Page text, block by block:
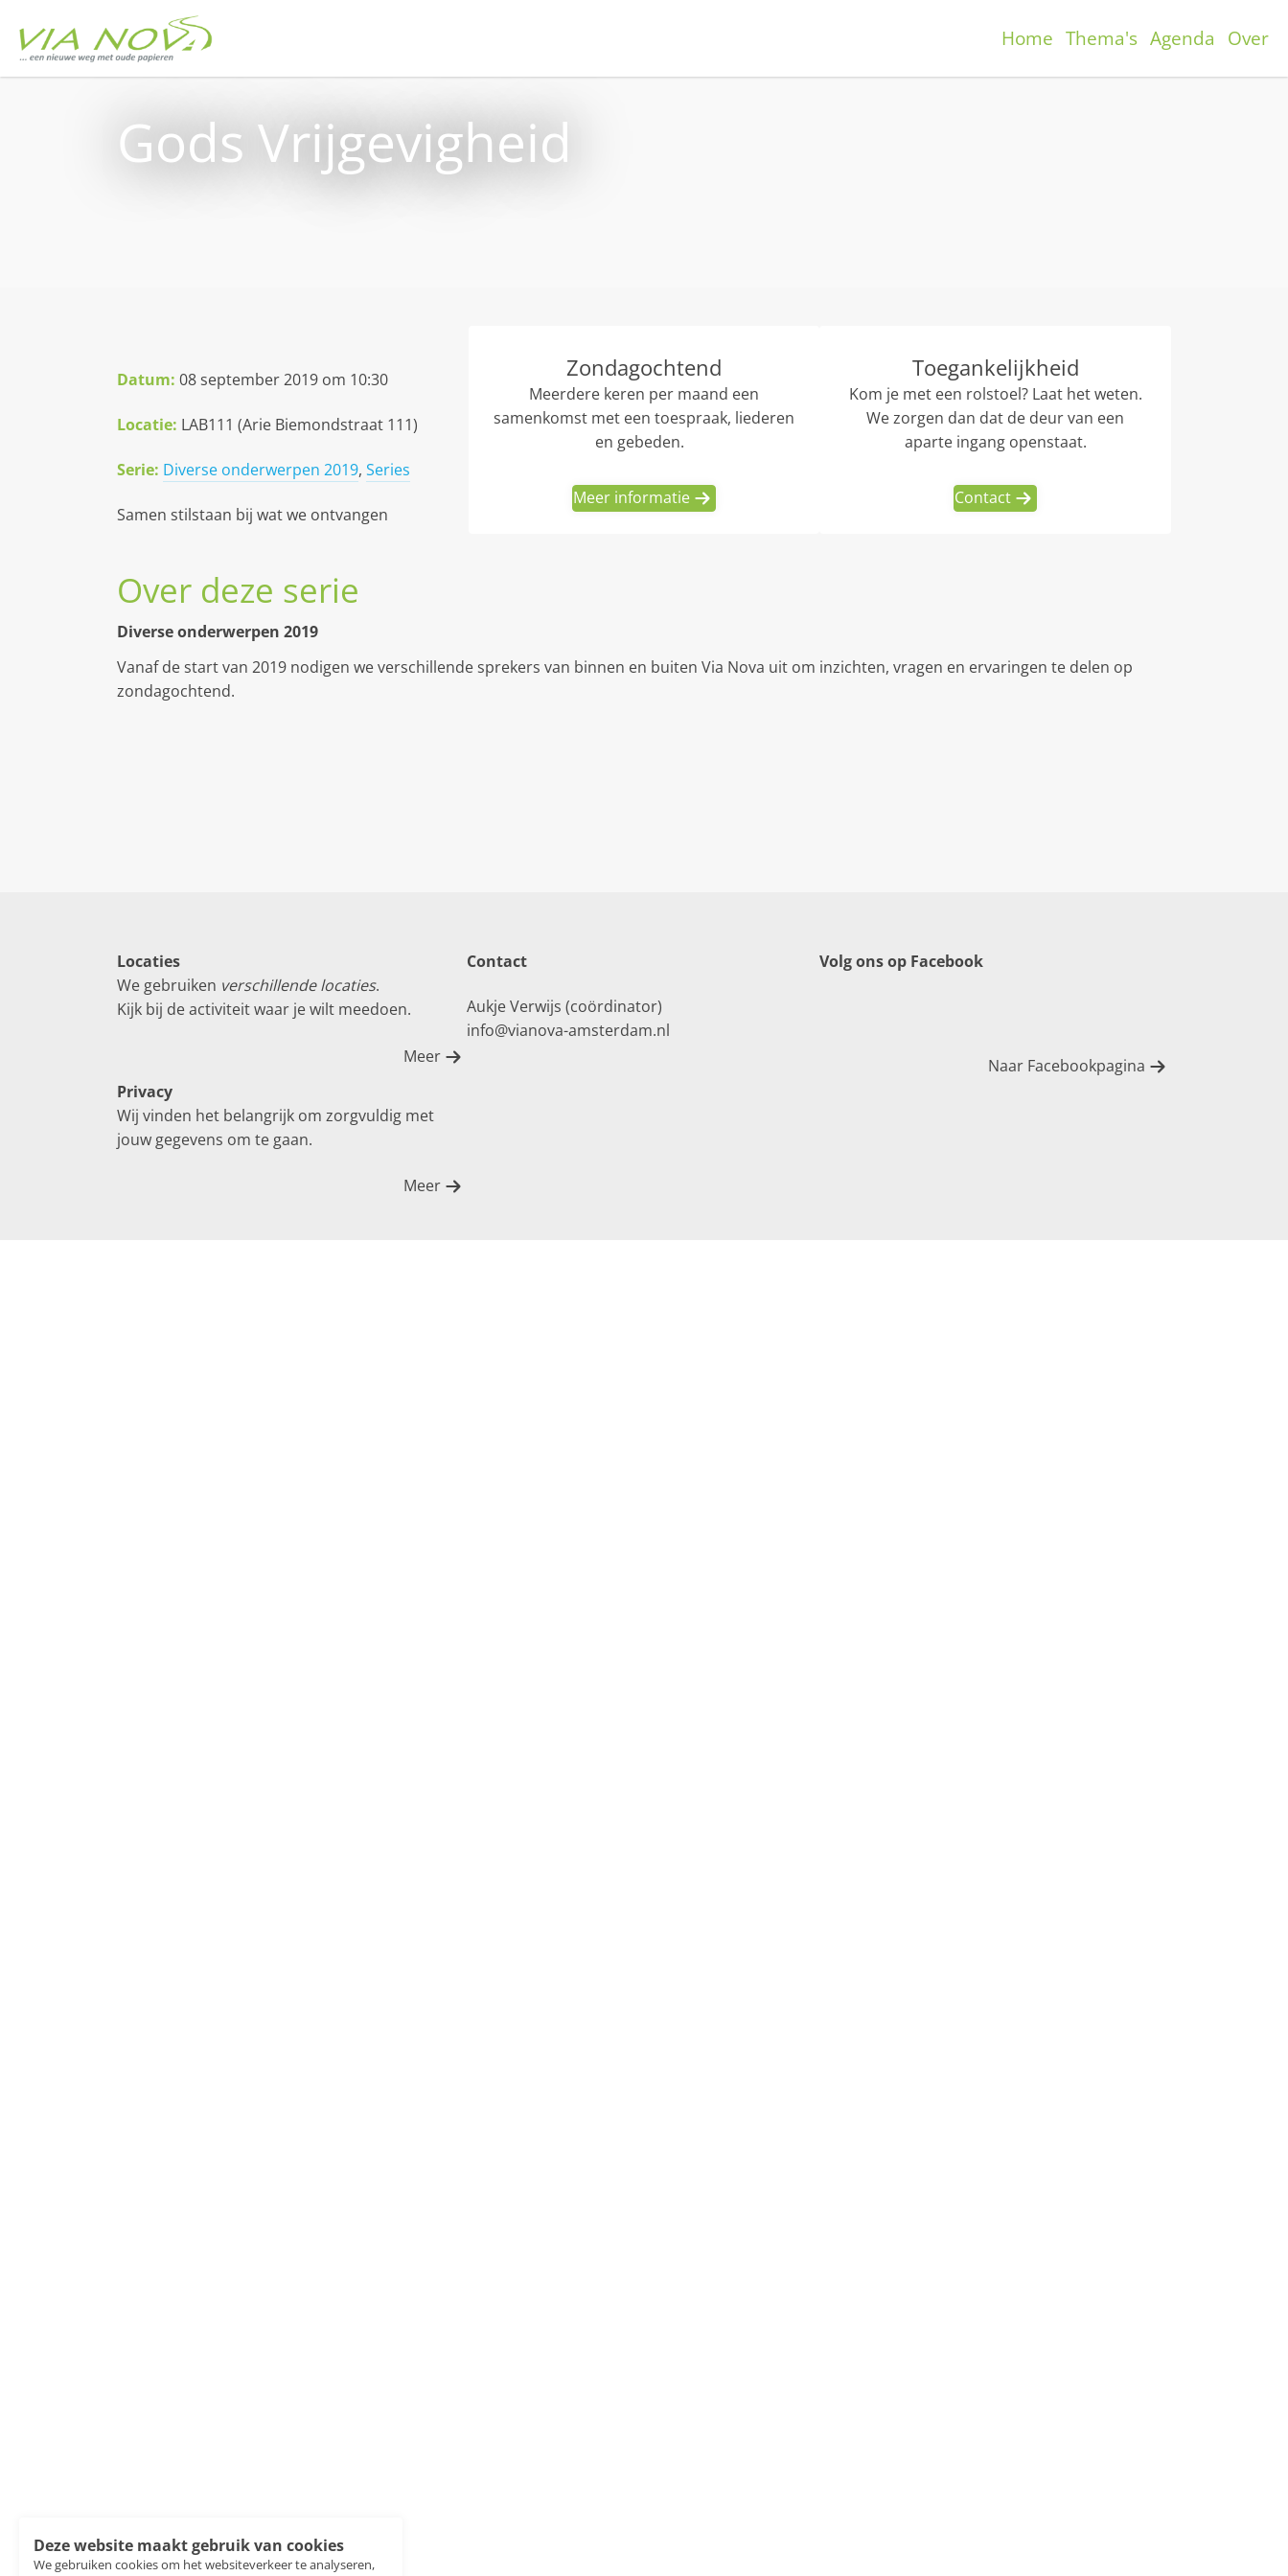
Home Thema's Agenda Over
Gods Vrijgevigheid
Datum: 08 september 2019 om 10:30
Locatie: LAB111 (Arie Biemondstraat 111)
Serie: Diverse onderwerpen 2019, Series
Samen stilstaan bij wat we ontvangen
Zondagochtend
Meerdere keren per maand een
samenkomst met een toespraak, liederen
en gebeden.
Meer informatie
Toegankelijkheid
Kom je met een rolstoel? Laat het weten.
We zorgen dan dat de deur van een
aparte ingang openstaat.
Contact
Over deze serie
Diverse onderwerpen 2019
Vanaf de start van 2019 nodigen we verschillende sprekers van binnen en buiten Via Nova uit om inzichten, vragen en ervaringen te delen op
zondagochtend.
Locaties
We gebruiken verschillende locaties.
Kijk bij de activiteit waar je wilt meedoen.
Meer
Privacy
Wij vinden het belangrijk om zorgvuldig met
jouw gegevens om te gaan.
Meer
Contact
Aukje Verwijs (coördinator)
info@vianova-amsterdam.nl
Volg ons op Facebook
Naar Facebookpagina
Deze website maakt gebruik van cookies
We gebruiken cookies om het websiteverkeer te analyseren,